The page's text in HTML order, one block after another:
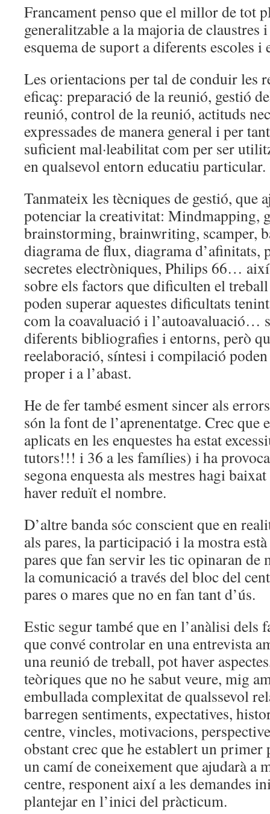
Francament penso que el millor de tot
generalitzable a la majoria de claustres
esquema de suport a diferents escoles
Les orientacions per tal de conduir les
eficaç: preparació de la reunió, gestió
reunió, control de la reunió, actituds
expressades de manera general i per
suficient mal·leabilitat com per ser
en qualsevol entorn educatiu particular.
Tanmateix les tècniques de gestió, que
potenciar la creativitat: Mindmapping,
brainstorming, brainwriting, scamper,
diagrama de flux, diagrama d’afinitats,
secretes electròniques, Philips 66…
sobre els factors que dificulten el
poden superar aquestes dificultats
com la coavaluació i l’autoavaluació…
diferents bibliografies i entorns, però
reelaboració, síntesi i compilació
proper i a l’abast.
He de fer també esment sincer als
són la font de l’aprenentatge. Crec que
aplicats en les enquestes ha estat
tutors!!! i 36 a les famílies) i ha
segona enquesta als mestres hagi
haver reduït el nombre.
D’altre banda sóc conscient que en
als pares, la participació i la mostra
pares que fan servir les tic opinaran de
la comunicació a través del bloc del
pares o mares que no en fan tant d’ús.
Estic segur també que en l’anàlisi dels
que convé controlar en una entrevista
una reunió de treball, pot haver
teòriques que no he sabut veure, mig
embullada complexitat de qualssevol
barregen sentiments, expectatives,
centre, vincles, motivacions,
obstant crec que he establert un primer
un camí de coneixement que ajudarà a
centre, responent així a les demandes
plantejar en l’inici del pràcticum.